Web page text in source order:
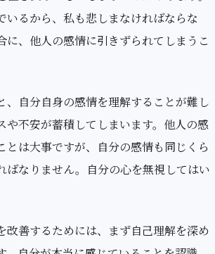
いるから、私も悲しまなければならな
に、他人の感情に引きずられてしまうこ
、自分自身の感情を理解することが難し
や不安が蓄積してしまいます。他人の感
とは大事ですが、自分の感情も同じくら
ばなりません。自分の心を無視してはい
改善するためには、まず自己理解を深め